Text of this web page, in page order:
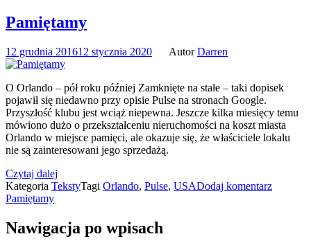
Pamiętamy
12 grudnia 201612 stycznia 2020 AutorDarren
O Orlando – pół roku później Zamknięte na stałe – taki dopisek
pojawił się niedawno przy opisie Pulse na stronach Google.
Przyszłość klubu jest wciąż niepewna. Jeszcze kilka miesięcy temu
mówiono dużo o przekształceniu nieruchomości na koszt miasta
Orlando w miejsce pamięci, ale okazuje się, że właściciele lokalu
nie są zainteresowani jego sprzedażą.
Czytaj dalej
Kategoria TekstyTagi Orlando, Pulse, USADodaj komentarz
Pamiętamy
Nawigacja po wpisach